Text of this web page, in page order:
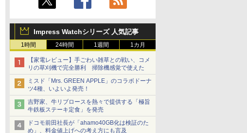
Impress Watchシリーズ 人気記事
1時間 24時間 1週間 1カ月
【家電レビュー】手ごわい雑草との戦い、コメ
リの草刈機で完全勝利 掃除機感覚で使えた
ミスド「Mrs. GREEN APPLE」のコラボドーナ
ツ4種、いよいよ発売！
吉野家、牛リブロースを熱々で提供する「極旨
牛鉄板ステーキ定食」を発売
ドコモ前田社長が「ahamo40GB化は検証のた
め」、料金値上げへの考え方にも言及